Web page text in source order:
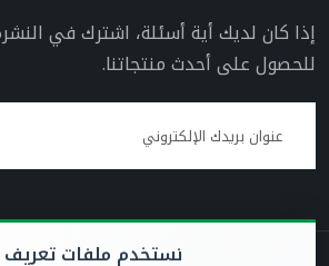
إذا كان لديك أية أسئلة، اشترك في النشرة
للحصول على أحدث منتجاتنا.
نستخدم ملفات تعريف